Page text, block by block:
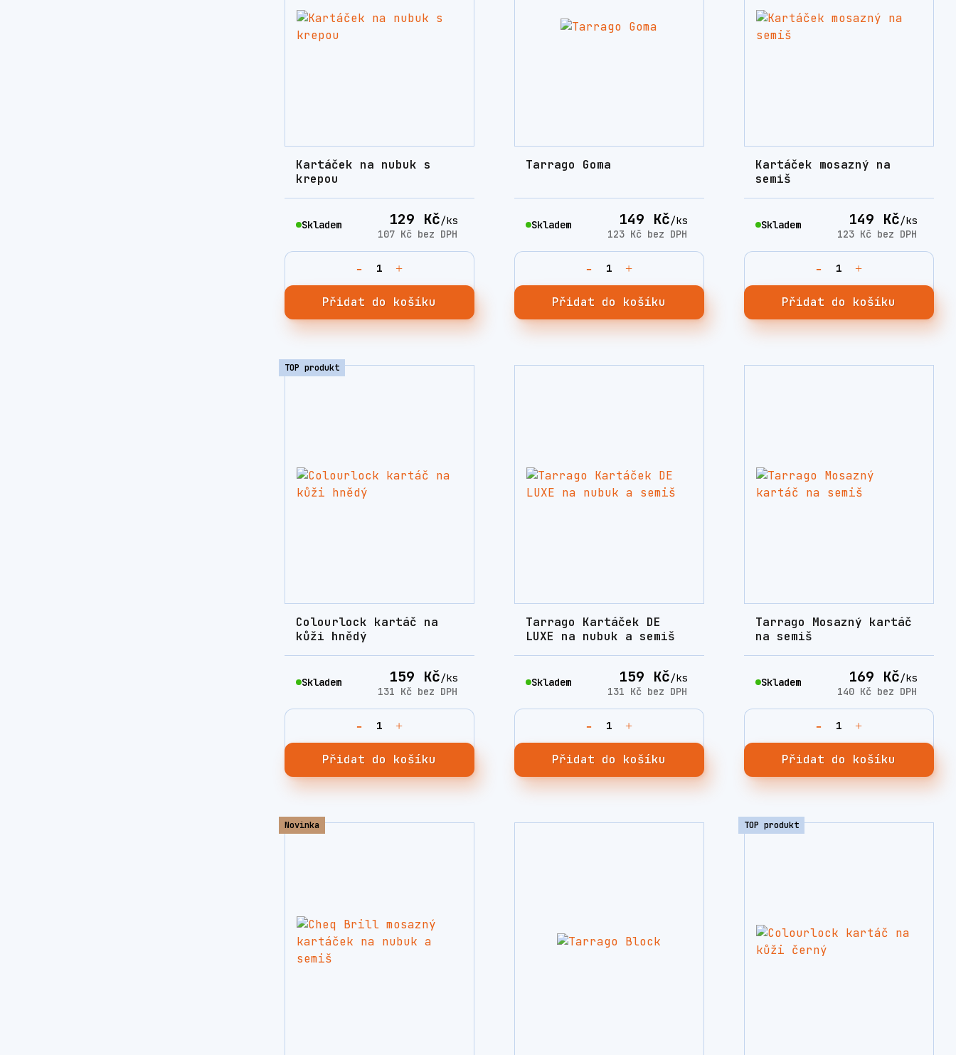
Kartáček na nubuk s
krepou
129 Kč/ks
107 Kč bez DPH
Skladem
Přidat do košíku
Tarrago Goma
149 Kč/ks
123 Kč bez DPH
Skladem
Přidat do košíku
Kartáček mosazný na
semiš
149 Kč/ks
123 Kč bez DPH
Skladem
Přidat do košíku
TOP produkt
Colourlock kartáč na
kůži hnědý
159 Kč/ks
131 Kč bez DPH
Skladem
Přidat do košíku
Tarrago Kartáček DE
LUXE na nubuk a semiš
159 Kč/ks
131 Kč bez DPH
Skladem
Přidat do košíku
Tarrago Mosazný kartáč
na semiš
169 Kč/ks
140 Kč bez DPH
Skladem
Přidat do košíku
Novinka TOP produkt